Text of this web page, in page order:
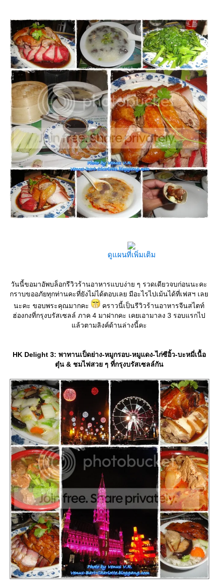
ดูแผนที่เพิ่มเติม
วันนี้ขอมาอัพบล็อกรีวิวร้านอาหารแบบง่าย ๆ รวดเดียวจบก่อนนะคะ
กราบขออภัยทุกท่านคะที่ยังไม่ได้ตอบเลย มีอะไรไปเม้นได้ที่เฟสฯ เล
นะคะ ขอบพระคุณมากคะ
คราวนี้เป็นรีวิวร้านอาหารจีนสไตท์
ฮ่องกงที่กรุงบรัสเซลล์ ภาค 4 มาฝากคะ เคยเอามาลง 3 รอบแรกไป
ล้วตามลิงค์ด้านล่างนี้คะ
HK Delight 3: พาทานเป็ดย่าง-หมูกรอบ-หมูแดง-ไก่ซีอิ้ว-บะหมี่เนื้อ
ตุ๋น & ชมไฟสวย ๆ ที่กรุงบรัสเซลล์กัน